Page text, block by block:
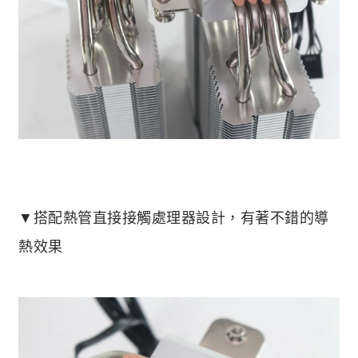
▼搭配熱管直接接觸處理器設計，有著不錯的導
熱效果